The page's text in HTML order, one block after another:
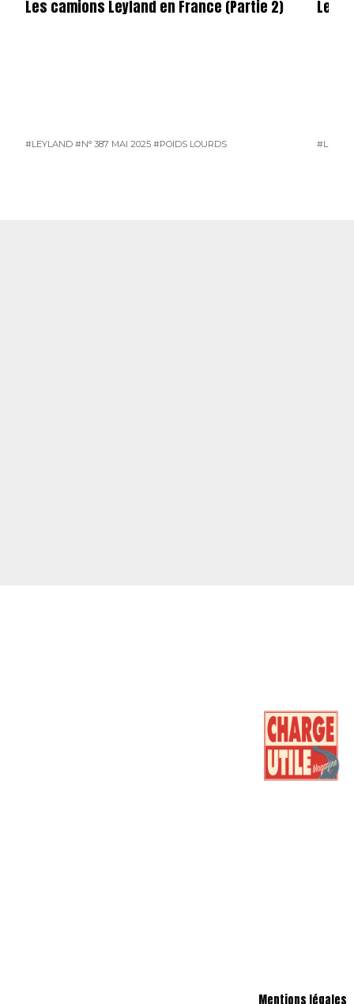
Les camions Leyland en France (Partie 2)
#LEYLAND #N° 387 MAI 2025 #POIDS LOURDS
Les
Mentions légales